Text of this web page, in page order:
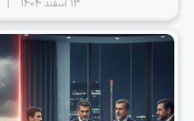
13 اسفند 1404